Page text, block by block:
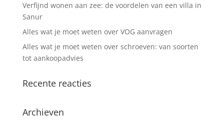
Verfijnd wonen aan zee: de voordelen van een villa in
Sanur
Alles wat je moet weten over VOG aanvragen
Alles wat je moet weten over schroeven: van soorten
tot aankoopadvies
Recente reacties
Archieven